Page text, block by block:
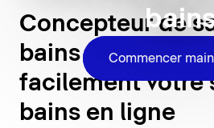
Commencer
Concepteur de
bains 3D :
facilement votre
bains en ligne